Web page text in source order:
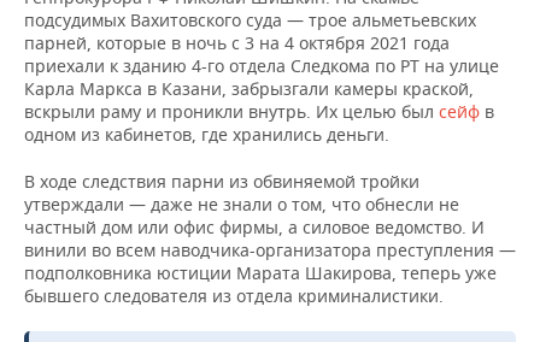
подсудимых Вахитовского суда — трое альметьевских
парней, которые в ночь с 3 на 4 октября 2021 года
приехали к зданию 4-го отдела Следкома по РТ на улице
Карла Маркса в Казани, забрызгали камеры краской,
вскрыли раму и проникли внутрь. Их целью был сейф в
одном из кабинетов, где хранились деньги.
В ходе следствия парни из обвиняемой тройки
утверждали — даже не знали о том, что обнесли не
частный дом или офис фирмы, а силовое ведомство. И
винили во всем наводчика-организатора преступления —
подполковника юстиции Марата Шакирова, теперь уже
бывшего следователя из отдела криминалистики.